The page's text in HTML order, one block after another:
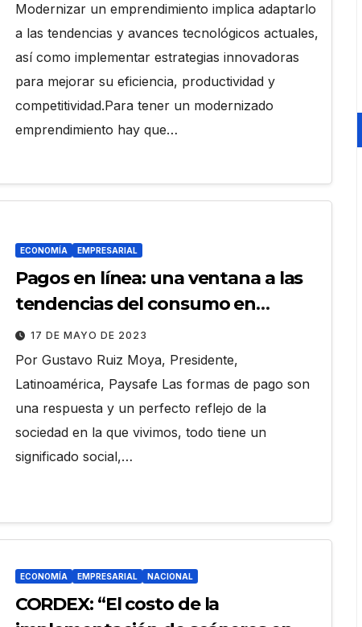
Modernizar un emprendimiento implica adaptarlo
a las tendencias y avances tecnológicos actuales,
así como implementar estrategias innovadoras
para mejorar su eficiencia, productividad y
competitividad.Para tener un modernizado
emprendimiento hay que…
ECONOMÍA EMPRESARIAL
Pagos en línea: una ventana a las
tendencias del consumo en
Ecuador
17 DE MAYO DE 2023
Por Gustavo Ruiz Moya, Presidente,
Latinoamérica, Paysafe Las formas de pago son
una respuesta y un perfecto reflejo de la
sociedad en la que vivimos, todo tiene un
significado social,…
ECONOMÍA EMPRESARIAL NACIONAL
CORDEX: “El costo de la